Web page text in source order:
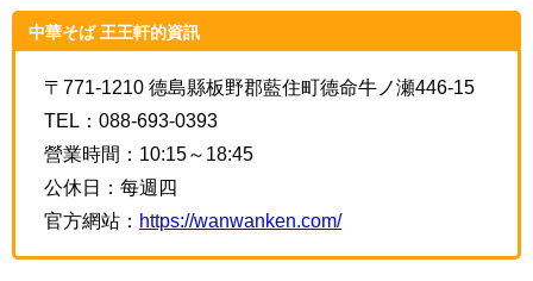
中華そば 王王軒的資訊
〒771-1210 德島縣板野郡藍住町德命牛ノ瀬446-15
TEL：088-693-0393
營業時間：10:15～18:45
公休日：每週四
官方網站： https://wanwanken.com/